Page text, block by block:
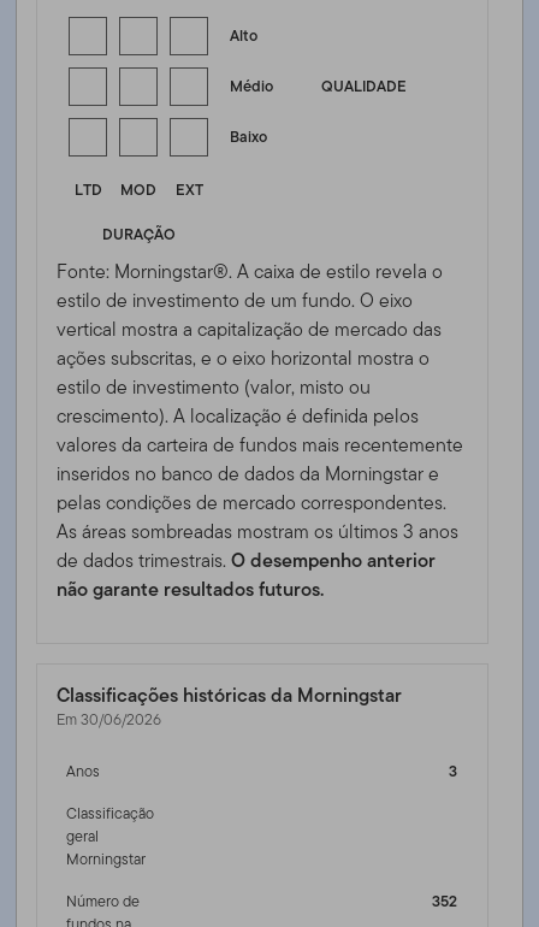
Alto
QUALIDADE
Médio
Baixo
LTD MOD
EXT
DURAÇÃO
Fonte: Morningstar®. A caixa de estilo revela o
estilo de investimento de um fundo. O eixo
vertical mostra a capitalização de mercado das
ações subscritas, e o eixo horizontal mostra o
estilo de investimento (valor, misto ou
crescimento). A localização é definida pelos
valores da carteira de fundos mais recentemente
inseridos no banco de dados da Morningstar e
pelas condições de mercado correspondentes.
As áreas sombreadas mostram os últimos 3 anos
de dados trimestrais.O desempenho anterior
não garante resultados futuros.
Classificações históricas da Morningstar
Em 30/06/2026
Anos
3
Classificação
geral
Morningstar
Número de
352